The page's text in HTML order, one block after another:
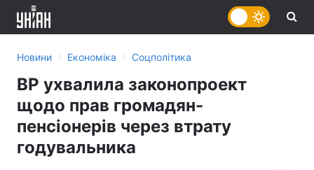
Новини › Економіка › Соцполітика
ВР ухвалила законопроект
щодо прав громадян-
пенсіонерів через втрату
годувальника